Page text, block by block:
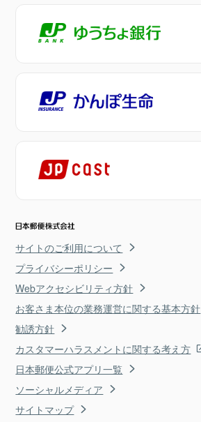
サイトのご利用について
プライバシーポリシー
Webアクセシビリティ方針
お客さま本位の業務運営に関する基本方針
勧誘方針
カスタマーハラスメントに関する考え方
日本郵便公式アプリ一覧
ソーシャルメディア
サイトマップ